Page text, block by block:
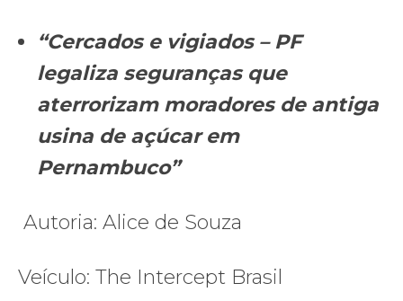
“Cercados e vigiados – PF
legaliza seguranças que
aterrorizam moradores de antiga
usina de açúcar em
Pernambuco”
Autoria: Alice de Souza
Veículo: The Intercept Brasil